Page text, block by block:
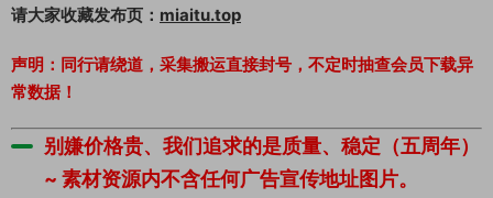
请大家收藏发布页： miaitu.top
声明：同行请绕道，采集搬运直接封号，不定时抽查会员下载异
常数据！
别嫌价格贵、我们追求的是质量、稳定（五周年）
~ 素材资源内不含任何广告宣传地址图片。